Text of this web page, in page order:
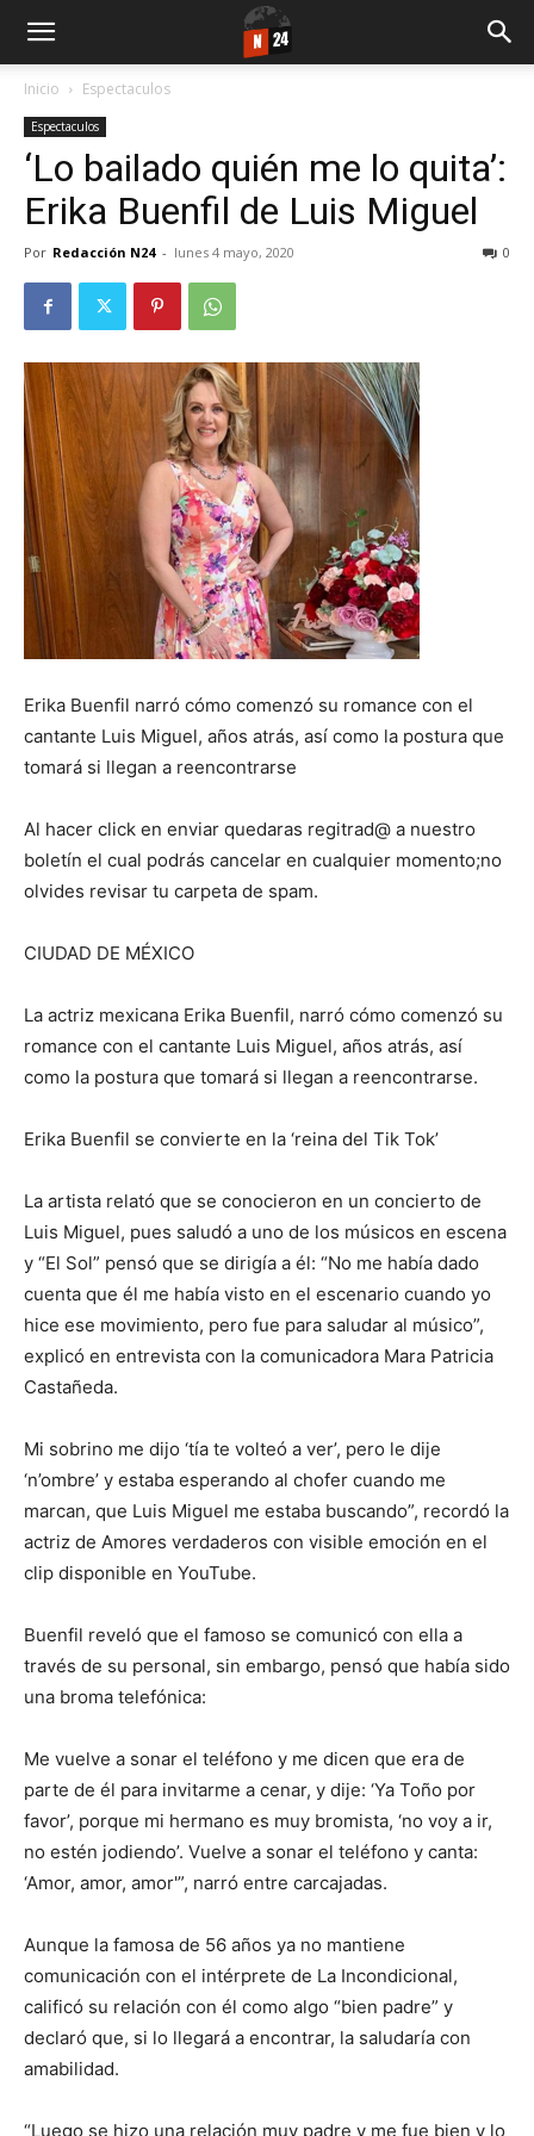
Inicio Espectaculos
Espectaculos
‘Lo bailado quién me lo quita’:
Erika Buenfil de Luis Miguel
Por Redacción N24 - lunes 4 mayo, 2020 0
Erika Buenfil narró cómo comenzó su romance con el
cantante Luis Miguel, años atrás, así como la postura que
tomará si llegan a reencontrarse
Al hacer click en enviar quedaras regitrad@ a nuestro
boletín el cual podrás cancelar en cualquier momento;no
olvides revisar tu carpeta de spam.
CIUDAD DE MÉXICO
La actriz mexicana Erika Buenfil, narró cómo comenzó su
romance con el cantante Luis Miguel, años atrás, así
como la postura que tomará si llegan a reencontrarse.
Erika Buenfil se convierte en la ‘reina del Tik Tok’
La artista relató que se conocieron en un concierto de
Luis Miguel, pues saludó a uno de los músicos en escena
y “El Sol” pensó que se dirigía a él: “No me había dado
cuenta que él me había visto en el escenario cuando yo
hice ese movimiento, pero fue para saludar al músico”,
explicó en entrevista con la comunicadora Mara Patricia
Castañeda.
Mi sobrino me dijo ‘tía te volteó a ver’, pero le dije
‘n’ombre’ y estaba esperando al chofer cuando me
marcan, que Luis Miguel me estaba buscando”, recordó la
actriz de Amores verdaderos con visible emoción en el
clip disponible en YouTube.
Buenfil reveló que el famoso se comunicó con ella a
través de su personal, sin embargo, pensó que había sido
una broma telefónica:
Me vuelve a sonar el teléfono y me dicen que era de
parte de él para invitarme a cenar, y dije: ‘Ya Toño por
favor’, porque mi hermano es muy bromista, ‘no voy a ir,
no estén jodiendo’. Vuelve a sonar el teléfono y canta:
‘Amor, amor, amor'”, narró entre carcajadas.
Aunque la famosa de 56 años ya no mantiene
comunicación con el intérprete de La Incondicional,
calificó su relación con él como algo “bien padre” y
declaró que, si lo llegará a encontrar, la saludaría con
amabilidad.
“Luego se hizo una relación muy padre y me fue bien y lo